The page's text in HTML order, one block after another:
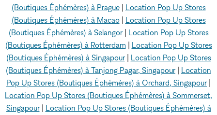
(Boutiques Éphémères) à Prague| Location Pop Up Stores
(Boutiques Éphémères) à Macao| Location Pop Up Stores
(Boutiques Éphémères) à Selangor| Location Pop Up Stores
(Boutiques Éphémères) à Rotterdam| Location Pop Up Stores
(Boutiques Éphémères) à Singapour| Location Pop Up Stores
(Boutiques Éphémères) à Tanjong Pagar, Singapour
Location
Pop Up Stores (Boutiques Éphémères) à Orchard, Singapour
Location Pop Up Stores (Boutiques Éphémères) à Sommerset,
Singapour| Location Pop Up Stores (Boutiques Éphémères) à